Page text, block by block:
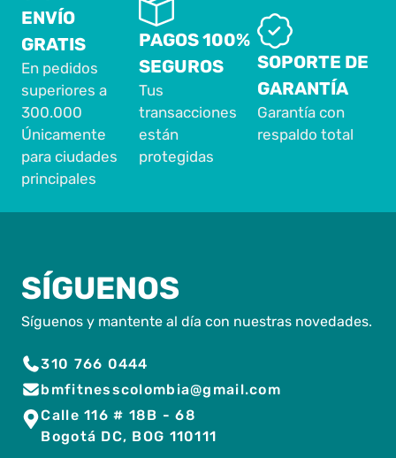
ENVÍO
GRATIS
En pedidos
superiores a
300.000
Únicamente
para ciudades
principales
PAGOS 100%
SEGUROS
Tus
transacciones
están
protegidas
SOPORTE DE
GARANTÍA
Garantía con
respaldo total
SÍGUENOS
Síguenos y mantente al día con nuestras novedades.
310 766 0444
bmfitnesscolombia@gmail.com
Calle 116 # 18B - 68
Bogotá DC, BOG 110111